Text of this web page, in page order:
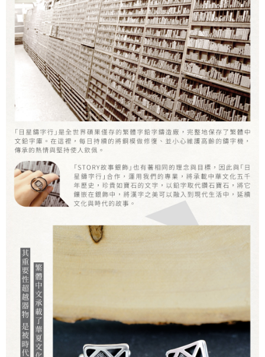
ATM／網路銀行／等多元方式進行付款，方視為交易完成。
※ 請注意：結帳手續完成當下不需立刻繳費，但若您需要取消訂單，請聯絡
購買商品的店家。未經商家同意取消之訂單仍視為有效，需透過AFTEE先享
後付繳納相關費用。
※ 交易是否成功請以「AFTEE先享後付 」之結帳頁面顯示為準，若有關於
是否繳費成功／繳費後需取消欲退款等相關疑問，請聯繫「AFTEE先享後付
客戶支援中心」https://netprotections.freshdesk.com/support/home
【注意事項】
１．透過由恩沛科技股份有限公司提供之「AFTEE先享後付」服務完成之交
易，需依本服務之必要範圍內提供個人資料，並將交易相關給付款項請求債
權轉讓予恩沛科技股份有限公司。
２．關於個人資料處理事宜，請瀏覽以下網址：
https://aftee.tw/terms/#terms3
３．未成年的使用者請事先徵得法定代理人或監護人之同意方可使用
「AFTEE先享後付」，若未經同意申辦者引起之損失，本公司不負相關責
任。
４．使用「AFTEE先享後付」時，將依據個別帳號之用戶狀況，依本公司即
時審查核予不同之上限額度；若仍有額度不足之情形，本公司將視審查結果
請求用戶進行身份認證。
５．嚴禁一人註冊多個帳號或使用他人資訊註冊。若發現惡意使用之情形，
恩沛科技股份有限公司將有權停止該用戶之使用額度並採取法律行動。
宅配
每筆NT$60，滿NT$1,500(含以上)免運費
付款後門市自取
免運費
國家/地區配送 查看運費